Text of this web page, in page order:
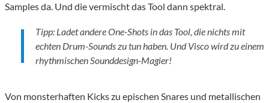
Samples da. Und die vermischt das Tool dann spektral.
Tipp: Ladet andere One-Shots in das Tool, die nichts mit
echten Drum-Sounds zu tun haben. Und Visco wird zu einem
rhythmischen Sounddesign-Magier!
Von monsterhaften Kicks zu epischen Snares und metallischen